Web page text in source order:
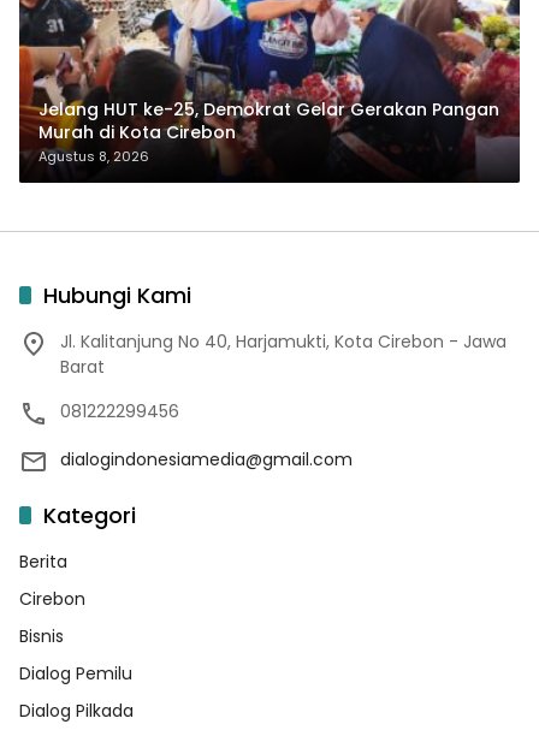
Jelang HUT ke-25, Demokrat Gelar Gerakan Pangan
Murah di Kota Cirebon
Agustus 8, 2026
Hubungi Kami
Jl. Kalitanjung No 40, Harjamukti, Kota Cirebon - Jawa
Barat
081222299456
dialogindonesiamedia@gmail.com
Kategori
Berita
Cirebon
Bisnis
Dialog Pemilu
Dialog Pilkada